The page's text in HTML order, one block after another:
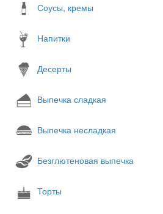
Соусы, кремы
Напитки
Десерты
Выпечка сладкая
Выпечка несладкая
Безглютеновая выпечка
Торты